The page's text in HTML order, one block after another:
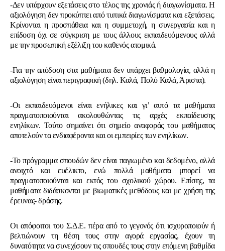
-Δεν υπάρχουν εξετάσεις στο τέλος της χρονιάς ή διαγωνίσματα. Η
αξιολόγηση δεν προκύπτει από τυπικά διαγωνίσματα και εξετάσεις.
Κρίνονται η προσπάθεια και η συμμετοχή, η συνεργασία και η
επίδοση όχι σε σύγκριση με τους άλλους εκπαιδευόμενους αλλά
με την προσωπική εξέλιξη του καθενός ατομικά.
-Για την απόδοση στα μαθήματα δεν υπάρχει βαθμολογία, αλλά η
αξιολόγηση είναι περιγραφική (δηλ. Καλά, Πολύ Καλά, Άριστα).
-Οι εκπαιδευόμενοι είναι ενήλικες και γι’ αυτό τα μαθήματα
πραγματοποιούνται ακολουθώντας τις αρχές εκπαίδευσης
ενηλίκων. Τούτο σημαίνει ότι σημείο αναφοράς του μαθήματος
αποτελούν τα ενδιαφέροντα και οι εμπειρίες των ενηλίκων.
-Το πρόγραμμα σπουδών δεν είναι παγιωμένο και δεδομένο, αλλά
ανοιχτό και ευέλικτο, ενώ πολλά μαθήματα μπορεί να
πραγματοποιούνται και εκτός του σχολικού χώρου. Επίσης, τα
μαθήματα διδάσκονται με βιωματικές μεθόδους και με χρήση της
έρευνας- δράσης.
Οι απόφοιτοι του Σ.Δ.Ε. πέρα από το γεγονός ότι ισχυροποιούν ή
βελτιώνουν τη θέση τους στην αγορά εργασίας, έχουν τη
δυνατότητα να συνεχίσουν τις σπουδές τους στην επόμενη βαθμίδα